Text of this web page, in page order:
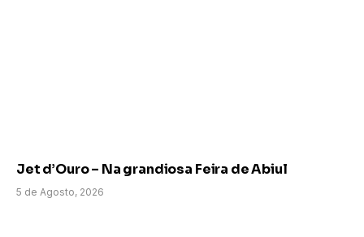
Jet d’Ouro – Na grandiosa Feira de Abiul
5 de Agosto, 2026